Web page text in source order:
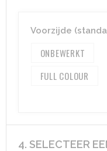
Voorzijde
ONBEWERKT
FULL COLOUR
4. SELECTEER